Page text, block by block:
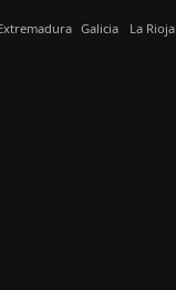
Galicia La Rioja